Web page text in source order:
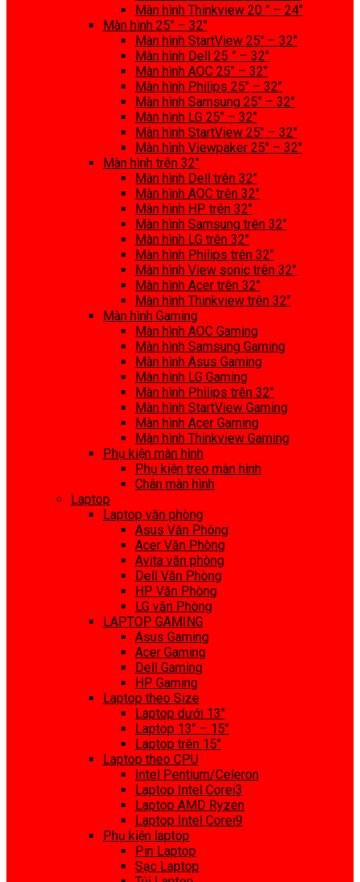
Màn hình Thinkview 20 ” – 24″
Màn hình 25″ – 32″
Màn hình StartView 25″ – 32″
Màn hình Dell 25 ” – 32″
Màn hình AOC 25″ – 32″
Màn hình Philips 25″ – 32″
Màn hình Samsung 25″ – 32″
Màn hình LG 25″ – 32″
Màn hình StartView 25″ – 32″
Màn hình Viewpaker 25″ – 32″
Màn hình trên 32″
Màn hình Dell trên 32″
Màn hình AOC trên 32″
Màn hình HP trên 32″
Màn hình Samsung trên 32″
Màn hình LG trên 32″
Màn hình Philips trên 32″
Màn hình View sonic trên 32″
Màn hình Acer trên 32″
Màn hình Thinkview trên 32″
Màn hình Gaming
Màn hình AOC Gaming
Màn hình Samsung Gaming
Màn hình Asus Gaming
Màn hình LG Gaming
Màn hình Philips trên 32″
Màn hình StartView Gaming
Màn hình Acer Gaming
Màn hình Thinkview Gaming
Phụ kiện màn hình
Phụ kiện treo màn hình
Chân màn hình
Laptop
Laptop văn phòng
Asus Văn Phòng
Acer Văn Phòng
Avita văn phòng
Dell Văn Phòng
HP Văn Phòng
LG văn Phòng
LAPTOP GAMING
Asus Gaming
Acer Gaming
Dell Gaming
HP Gaming
Laptop theo Size
Laptop dưới 13″
Laptop 13″ – 15″
Laptop trên 15″
Laptop theo CPU
Intel Pentium/Celeron
Laptop Intel Corei3
Laptop AMD Ryzen
Laptop Intel Corei9
Phụ kiện laptop
Pin Laptop
Sạc Laptop